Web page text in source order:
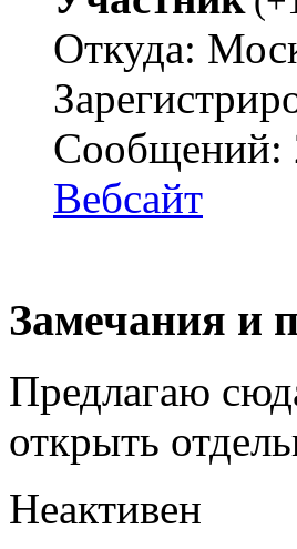
Откуда:
Сообщений:
Вебсайт
Замечания и
Предлагаю
открыть
Неактивен